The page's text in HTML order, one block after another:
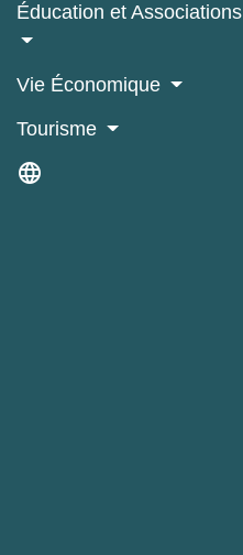
Éducation et Associations
Vie Économique
Tourisme
language